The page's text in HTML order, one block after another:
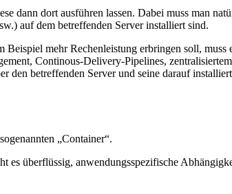
dann dort ausführen lassen. Dabei muss man
auf dem betreffenden Server installiert sind.
mehr Rechenleistung erbringen soll,
Continous-Delivery-Pipelines,
betreffenden Server und seine darauf
„Container“.
überflüssig, anwendungsspezifische